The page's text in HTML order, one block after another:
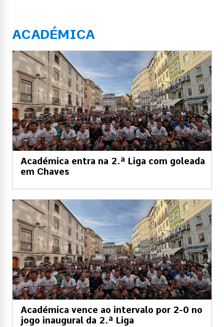
ACADÉMICA
Académica entra na 2.ª Liga com goleada
em Chaves
Académica vence ao intervalo por 2-0 no
jogo inaugural da 2.ª Liga